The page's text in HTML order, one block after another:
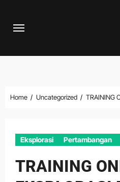
Home Uncategorized TRAINING
Eksplorasi Pertambangan
TRAINING